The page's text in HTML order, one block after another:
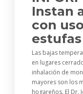
Instan
con
estufas
Las bajas
en lugares
inhalación de
mayores son los
hogareños. El Dr.